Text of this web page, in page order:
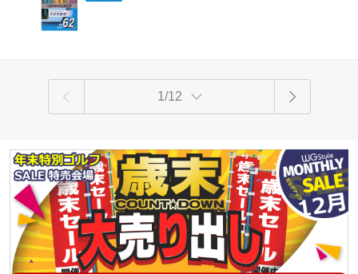
1/12